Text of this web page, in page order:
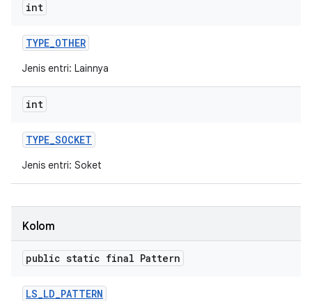
int
TYPE_OTHER
Jenis entri: Lainnya
int
TYPE_SOCKET
Jenis entri: Soket
Kolom
public static final Pattern
LS_LD_PATTERN